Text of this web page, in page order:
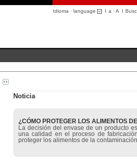
Idioma · language I a ·A I
Noticia
¿CÓMO PROTEGER LOS ALIMENTOS
La decisión del envase de un producto
una calidad en el proceso de
proteger los alimentos de la